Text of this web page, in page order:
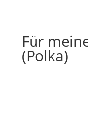
Für
(Polka)